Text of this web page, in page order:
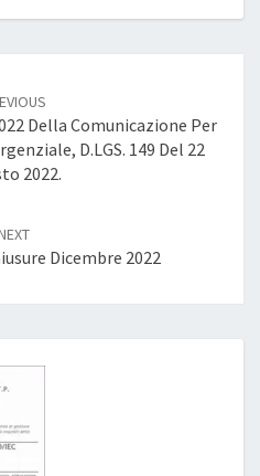
Della Comunicazione Per
D.LGS. 149 Del 22
2022.
Dicembre 2022